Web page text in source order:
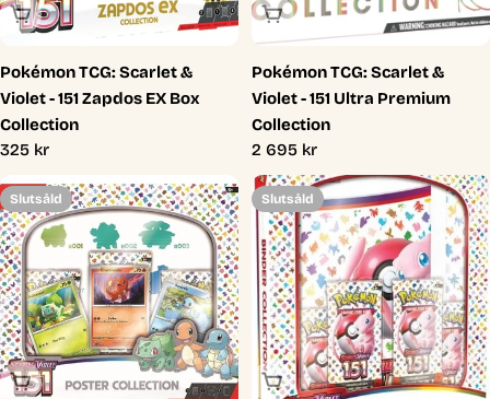
Slutsåld
Pokémon TCG: Scarlet &
Violet - 151 Zapdos EX Box
Collection
Ordinarie
325 kr
Slutsåld
Pokémon TCG: Scarlet &
Violet - 151 Ultra Premium
Collection
Ordinarie
pris
2 695 kr
Slutsåld
Slutsåld
Slutsåld
Slutsåld